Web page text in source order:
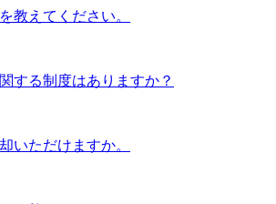
教えてください。
する制度はありますか？
いただけますか。